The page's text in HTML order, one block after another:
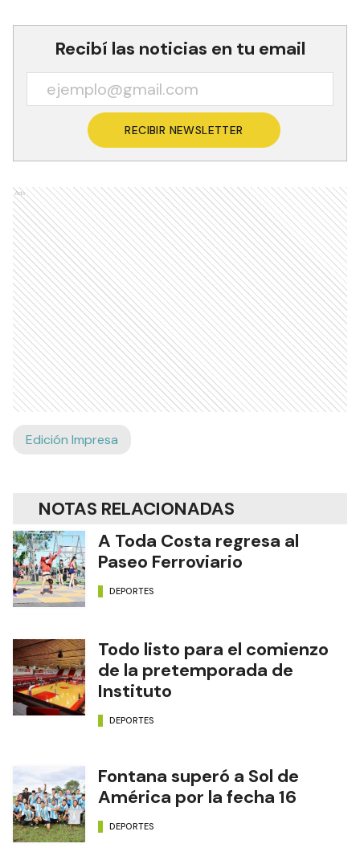
Recibí las noticias en tu email
RECIBIR NEWSLETTER
Ads
Edición Impresa
NOTAS RELACIONADAS
A Toda Costa regresa al
Paseo Ferroviario
DEPORTES
Todo listo para el comienzo
de la pretemporada de
Instituto
DEPORTES
Fontana superó a Sol de
América por la fecha 16
DEPORTES